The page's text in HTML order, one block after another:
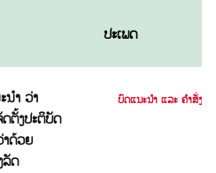
ປະເພດ
ນຳ ວ່າ
ຕັ້ງປະຕິບັດ
ດ້ວຍ
ດ
ບົດແນະນໍາ ແລະ ຄໍາສັ່ງ